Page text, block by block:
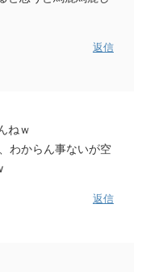
返信
ねｗ
わからん事ないが空
返信